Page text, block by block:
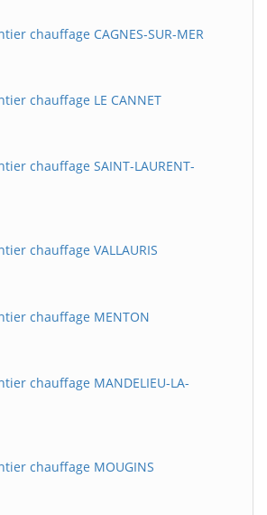
chauffage CAGNES-SUR-MER
chauffage LE CANNET
chauffage SAINT-LAURENT-
chauffage VALLAURIS
chauffage MENTON
chauffage MANDELIEU-LA-
chauffage MOUGINS